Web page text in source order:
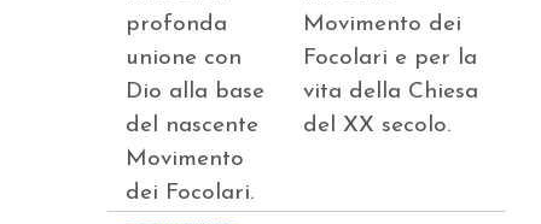
profonda
unione con
Dio alla base
del nascente
Movimento
dei Focolari.
Movimento dei
Focolari e per la
vita della Chiesa
del XX secolo.